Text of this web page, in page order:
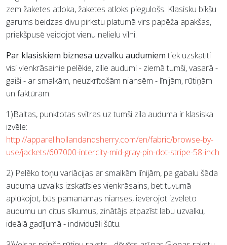
zem žaketes atloka, žaketes atloks piegulošs. Klasisku bikšu
garums beidzas divu pirkstu platumā virs papēža apakšas,
priekšpusē veidojot vienu nelielu vilni.
Par klasiskiem biznesa uzvalku audumiem tiek uzskatīti
visi vienkrāsainie pelēkie, zilie audumi - ziemā tumši, vasarā -
gaiši - ar smalkām, neuzkrītošām niansēm - līnijām, rūtiņām
un faktūrām.
1)Baltas, punktotas svītras uz tumši zila auduma ir klasiska
izvēle:
http://apparel.hollandandsherry.com/en/fabric/browse-by-
use/jackets/607000-intercity-mid-gray-pin-dot-stripe-58-inch
2) Pelēko toņu variācijas ar smalkām līnijām, pa gabalu šāda
auduma uzvalks izskatīsies vienkrāsains, bet tuvumā
aplūkojot, būs pamanāmas nianses, ievērojot izvēlēto
audumu un citus sīkumus, zinātājs atpazīst labu uzvalku,
ideālā gadījumā - individuāli šūtu.